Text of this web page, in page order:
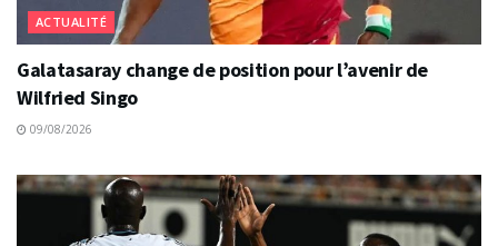
ACTUALITÉ
Galatasaray change de position pour l’avenir de
Wilfried Singo
09/08/2026